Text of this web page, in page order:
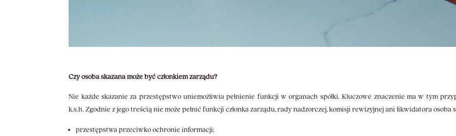
Czy osoba skazana może być członkiem zarządu?
Nie każde skazanie za przestępstwo uniemożliwia pełnienie funkcji w organach spółki. Kluczowe znaczenie ma w tym
k.s.h. Zgodnie z jego treścią nie może pełnić funkcji członka zarządu, rady nadzorczej, komisji rewizyjnej ani likwidatora osoba
przestępstwa przeciwko ochronie informacji;